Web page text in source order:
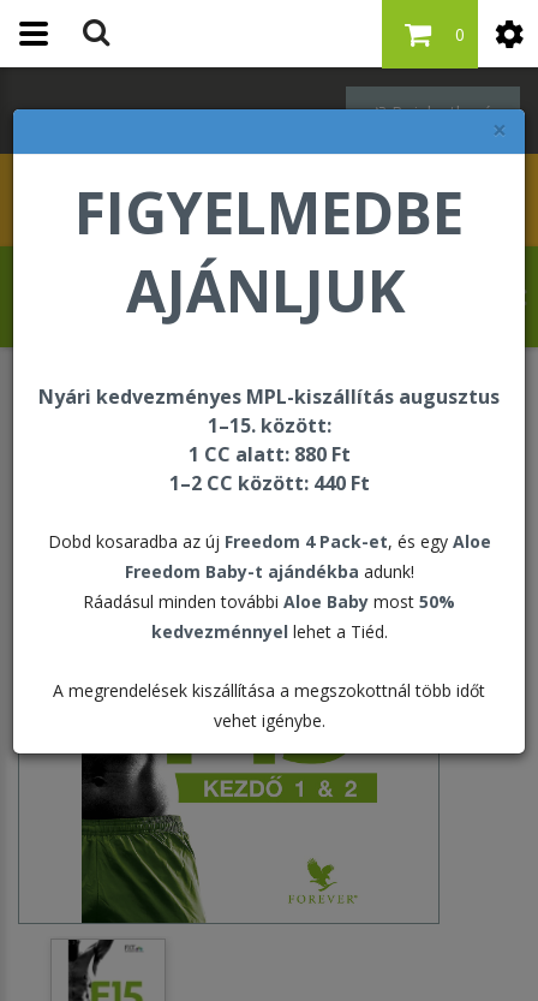
×
FIGYELMEDBE
AJÁNLJUK
Nyári kedvezményes MPL-kiszállítás augusztus
1–15. között:
1 CC alatt: 880 Ft
1–2 CC között: 440 Ft
Dobd kosaradba az új Freedom 4 Pack-et, és egy Aloe
Freedom Baby-t ajándékba adunk!
Ráadásul minden további Aloe Baby most 50%
kedvezménnyel lehet a Tiéd.
A megrendelések kiszállítása a megszokottnál több időt
vehet igénybe.
Bejelentkezés
0
Kovács Erika üdvözli Önt a Forever Living
internetes áruházában!
F.I.T. kiegészítők
F15 katalógus Beginner (kezdő)